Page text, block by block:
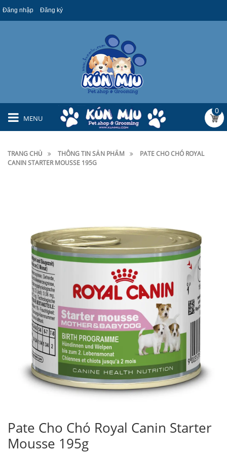
Đăng nhập Đăng ký
MENU
0
TRANG CHỦ THÔNG TIN SẢN PHẨM
PATE CHO CHÓ ROYAL
CANIN STARTER MOUSSE 195G
Pate Cho Chó Royal Canin Starter
Mousse 195g